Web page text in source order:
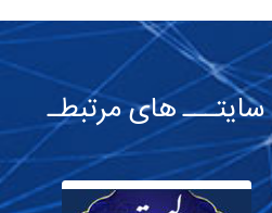
سایتـــ های مرتبطـ